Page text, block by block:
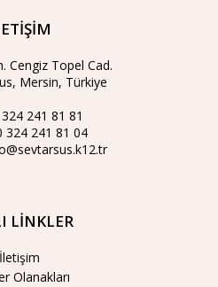
Cengiz Topel Cad.
Mersin, Türkiye
241 81 81
324 241 81 04
LİNKLER
İletişim
Olanakları